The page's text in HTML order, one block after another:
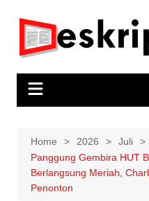
content
Home 2026 Juli
Panggung Gembira HUT
Berlangsung Meriah,
Penonton